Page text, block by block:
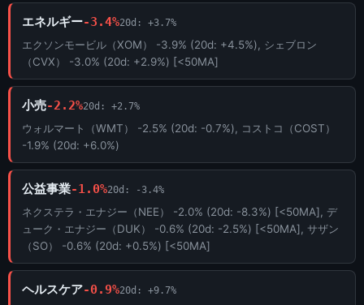
エネルギー-3.4%20d: +3.7%
エクソンモービル（XOM） -3.9% (20d: +4.5%), シェブロン
（CVX） -3.0% (20d: +2.9%) [<50MA]
小売-2.2%20d: +2.7%
ウォルマート（WMT） -2.5% (20d: -0.7%), コストコ（COST）
-1.9% (20d: +6.0%)
公益事業-1.0%20d: -3.4%
ネクステラ・エナジー（NEE） -2.0% (20d: -8.3%) [<50MA], デ
ューク・エナジー（DUK） -0.6% (20d: -2.5%) [<50MA], サザン
（SO） -0.6% (20d: +0.5%) [<50MA]
ヘルスケア-0.9%20d: +9.7%